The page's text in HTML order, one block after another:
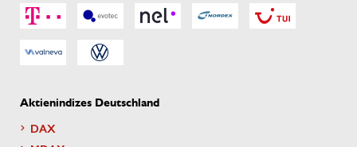
Aktienindizes Deutschland
DAX